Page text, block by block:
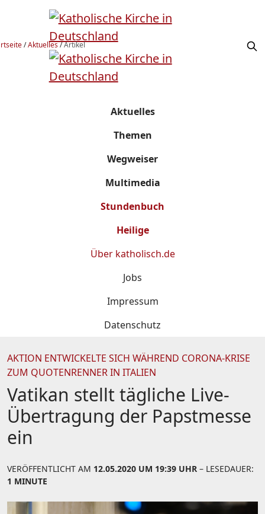
/Aktuelles/Artikel
Aktuelles
Themen
Wegweiser
Multimedia
Stundenbuch
Heilige
Über katholisch.de
Jobs
Impressum
Datenschutz
AKTION ENTWICKELTE SICH WÄHREND CORONA-KRISE
ZUM QUOTENRENNER IN ITALIEN
Vatikan stellt tägliche Live-
Übertragung der Papstmesse
ein
VERÖFFENTLICHT AM 12.05.2020 UM 19:39 UHR – LESEDAUER:
1 MINUTE